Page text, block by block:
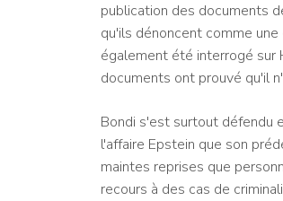
publication des documents
qu'ils dénoncent comme
également été interrogé sur
documents ont prouvé qu'il
Bondi s'est surtout défendu
l'affaire Epstein que son
maintes reprises que
recours à des cas de